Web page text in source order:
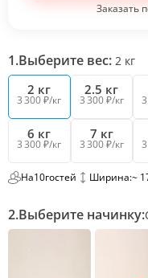
1.Выберите вес: 2 кг
2 кг
3 300 ₽/кг
2.5 кг
3 300 ₽/кг
6 кг
3 300 ₽/кг
7 кг
3 300 ₽/кг
На10гостей Ширина:~
2.Выберите начинку:
Заказать